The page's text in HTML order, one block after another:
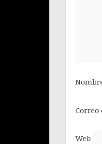
Correo
Web